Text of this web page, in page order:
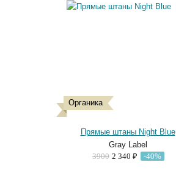
Органика
Прямые штаны Night Blue
Gray Label
3900 2 340 ₽ -40%